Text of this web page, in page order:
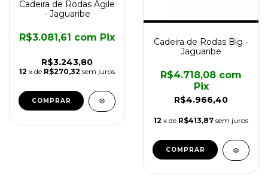
Cadeira de Rodas Ágile
- Jaguaribe
R$3.243,80
R$3.081,61 com Pix
12 x de R$270,32 sem juros
Cadeira de Rodas Big -
Jaguaribe
R$4.966,40
R$4.718,08 com
Pix
12 x de R$413,87 sem juros